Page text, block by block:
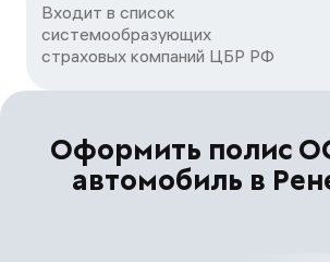
Входит в список
системообразующих
страховых компаний ЦБP РФ
Оформить полис
автомобиль в